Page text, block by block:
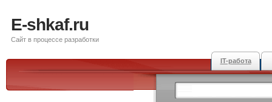
E-shkaf.ru
Сайт в процессе разработки
IT-работа